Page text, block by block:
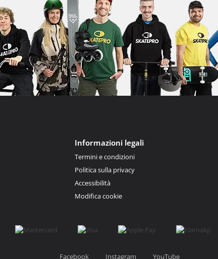
Informazioni legali
Termini e condizioni
Politica sulla privacy
Accessibilità
Modifica cookie
Facebook Instagram YouTube